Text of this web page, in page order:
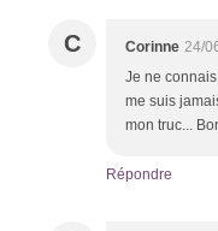
C Corinne 24/
Je ne
me suis
mon truc...
Répondre